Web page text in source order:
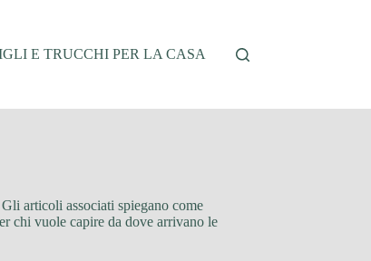
E TRUCCHI PER LA CASA
articoli associati spiegano come
chi vuole capire da dove arrivano le